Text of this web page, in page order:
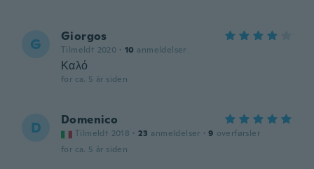
G Giorgos
Tilmeldt 2020 · 10 anmeldelser
Καλό
for ca. 5 år siden
D Domenico
Tilmeldt 2018 · 23 anmeldelser · 9 overførsler
for ca. 5 år siden